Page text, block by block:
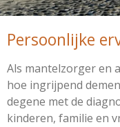
Persoonlijke
Als mantelzorger en
hoe ingrijpend
degene met de
kinderen, familie en